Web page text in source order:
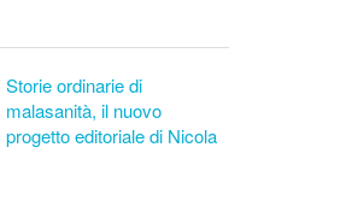
Storie ordinarie di
malasanità, il nuovo
progetto editoriale di Nicola